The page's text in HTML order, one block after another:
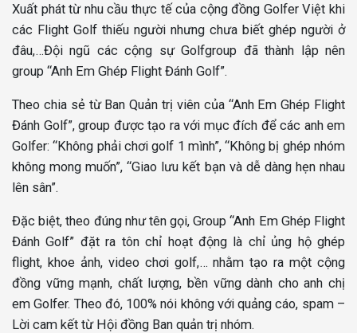
Xuất phát từ nhu cầu thực tế của cộng đồng Golfer Việt khi
các Flight Golf thiếu người nhưng chưa biết ghép người ở
đâu,…Đội ngũ các cộng sự Golfgroup đã thành lập nên
group “Anh Em Ghép Flight Đánh Golf”.
Theo chia sẻ từ Ban Quản trị viên của “Anh Em Ghép Flight
Đánh Golf”, group được tạo ra với mục đích để các anh em
Golfer: “Không phải chơi golf 1 mình”, “Không bị ghép nhóm
không mong muốn”, “Giao lưu kết bạn và dễ dàng hẹn nhau
lên sân”.
Đặc biệt, theo đúng như tên gọi, Group “Anh Em Ghép Flight
Đánh Golf” đặt ra tôn chỉ hoạt động là chỉ ủng hộ ghép
flight, khoe ảnh, video chơi golf,… nhằm tạo ra một cộng
đồng vững mạnh, chất lượng, bền vững dành cho anh chị
em Golfer. Theo đó, 100% nói không với quảng cáo, spam –
Lời cam kết từ Hội đồng Ban quản trị nhóm.